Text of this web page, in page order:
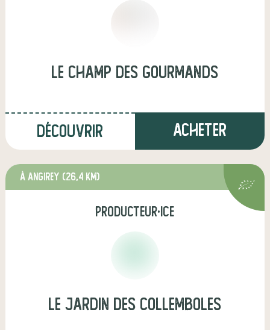
Le Champ des Gourmands
Découvrir Acheter
à Angirey (26,4 km)
producteur·ice
le jardin des collemboles